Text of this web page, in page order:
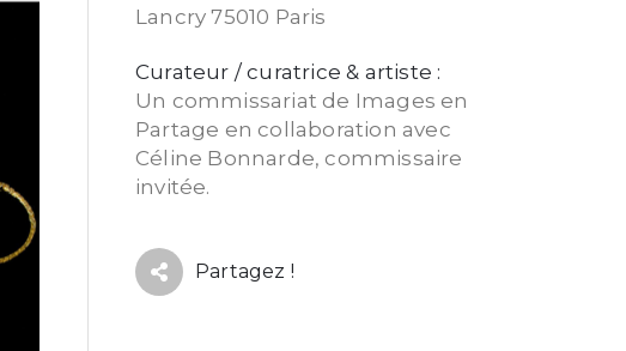
Lancry 75010 Paris
Curateur / curatrice & artiste :
Un commissariat de Images en
Partage en collaboration avec
Céline Bonnarde, commissaire
invitée.
Partagez !